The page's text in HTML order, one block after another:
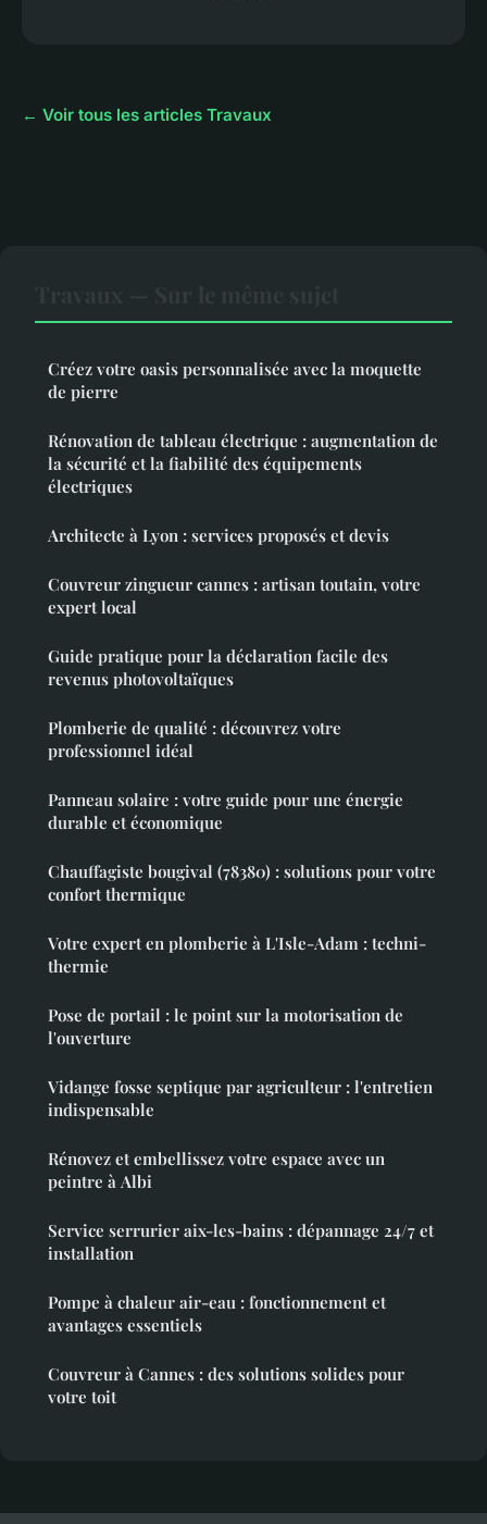
← Voir tous les articles Travaux
Créez votre oasis personnalisée avec la moquette
de pierre
Rénovation de tableau électrique : augmentation de
la sécurité et la fiabilité des équipements
électriques
Architecte à Lyon : services proposés et devis
Couvreur zingueur cannes : artisan toutain, votre
expert local
Guide pratique pour la déclaration facile des
revenus photovoltaïques
Plomberie de qualité : découvrez votre
professionnel idéal
Panneau solaire : votre guide pour une énergie
durable et économique
Chauffagiste bougival (78380) : solutions pour votre
confort thermique
Votre expert en plomberie à L'Isle-Adam : techni-
thermie
Pose de portail : le point sur la motorisation de
l'ouverture
Vidange fosse septique par agriculteur : l'entretien
indispensable
Rénovez et embellissez votre espace avec un
peintre à Albi
Service serrurier aix-les-bains : dépannage 24/7 et
installation
Pompe à chaleur air-eau : fonctionnement et
avantages essentiels
Couvreur à Cannes : des solutions solides pour
votre toit